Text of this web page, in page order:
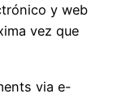
y web
vez que
via e-